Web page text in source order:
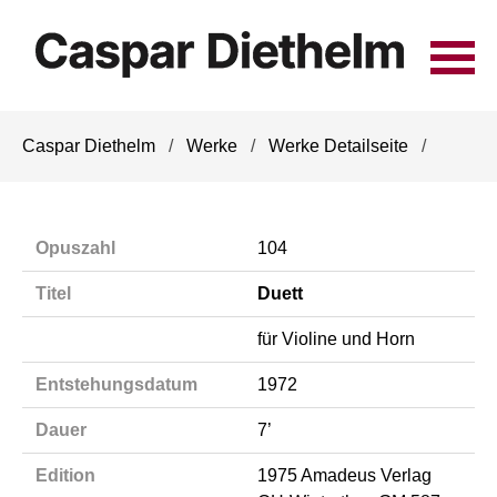
überspringen
Caspar Diethelm Werke Werke Detailseite
Opuszahl 104
Titel Duett
für Violine und Horn
Entstehungsdatum 1972
Dauer 7’
Edition
1975 Amadeus Verlag